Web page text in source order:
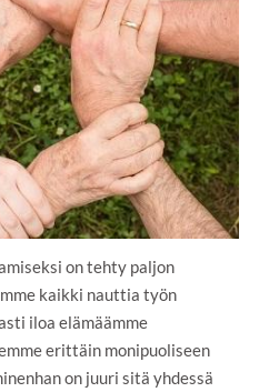
on tehty paljon
kaikki nauttia työn
iloa elämäämme
erittäin monipuoliseen
on juuri sitä yhdessä